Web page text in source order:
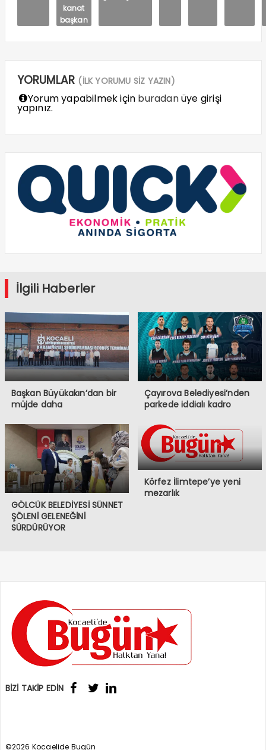
kanat
başkan
YORUMLAR (İLK YORUMU SİZ YAZIN)
Yorum yapabilmek için buradanüye girişi
yapınız.
İlgili Haberler
Başkan Büyükakın’dan bir
müjde daha
Çayırova Belediyesi’nden
parkede iddialı kadro
GÖLCÜK BELEDİYESİ SÜNNET
ŞÖLENİ GELENEĞİNİ
SÜRDÜRÜYOR
Körfez İlimtepe’ye yeni
mezarlık
BİZİ TAKİP EDİN
©2026 Kocaelide Bugün